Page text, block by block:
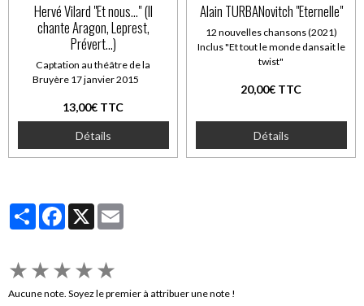
Hervé Vilard "Et nous..." (Il
chante Aragon, Leprest,
Prévert...)
Captation au théâtre de la
Bruyère 17 janvier 2015
13,00€ TTC
Détails
Alain TURBANovitch "Eternelle"
12 nouvelles chansons (2021)
Inclus "Et tout le monde dansait le
twist"
20,00€ TTC
Détails
PartagerFacebook
X
★★★★★
Aucune note. Soyez le premier à attribuer une note !